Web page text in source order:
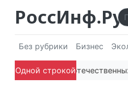
РоссИнф.Ру
Без рубрики Бизнес
Одной строкой
Платформа отечественных